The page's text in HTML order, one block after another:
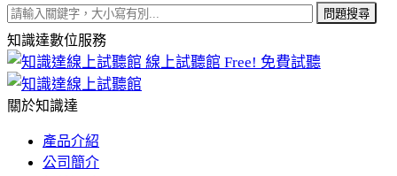
問題搜尋
知識達數位服務
線上試聽館 Free! 免費試聽
關於知識達
產品介紹
公司簡介